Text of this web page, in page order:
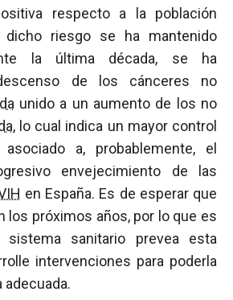
respecto a la población
dicho riesgo se ha mantenido
la última década, se ha
de los cánceres no
unido a un aumento de los no
, lo cual indica un mayor control
a, probablemente, el
envejecimiento de las
en España. Es de esperar que
los próximos años, por lo que es
sanitario prevea esta
intervenciones para poderla